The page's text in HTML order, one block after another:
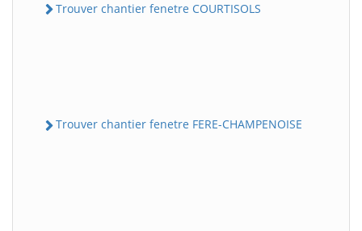
Trouver chantier fenetre COURTISOLS
Trouver chantier fenetre FERE-CHAMPENOISE